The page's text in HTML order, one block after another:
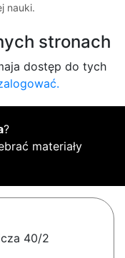
nauki.
stronach
dostęp do tych
?
materiały
40/2